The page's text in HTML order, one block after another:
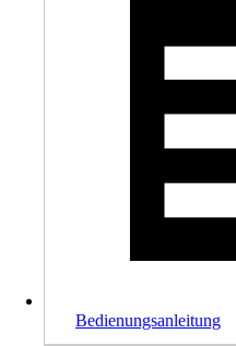
Bedienungsanleitung